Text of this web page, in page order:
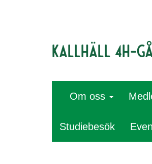
Kallhäll 4H-
Om oss
Studiebesök